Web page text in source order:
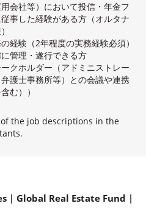
会社等）において投信・年金フ
事した経験がある方（オルタナ
経験（2年程度の実務経験必須）
管理・遂行できる方
クホルダー（アドミニストレー
護士事務所等）との会議や連携
む））
the job descriptions in the
| Global Real Estate Fund |